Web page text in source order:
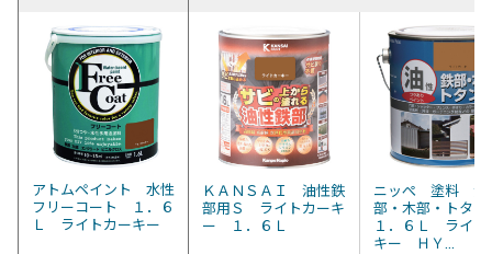
アトムペイント 水性
フリーコート １．６
Ｌ ライトカーキー
ＫＡＮＳＡＩ 油性鉄
部用Ｓ ライトカーキ
ー １．６Ｌ
ニッぺ 塗料 油
部・木部・トタ
１．６Ｌ ライト
キー ＨＹ...